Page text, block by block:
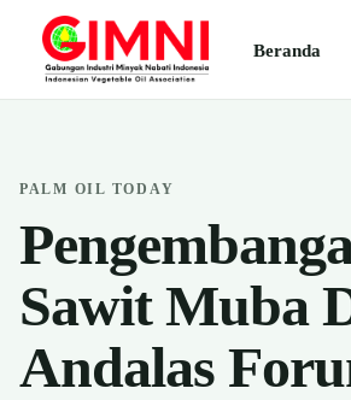
Beranda
PALM OIL TODAY
Sawit Muba
Andalas